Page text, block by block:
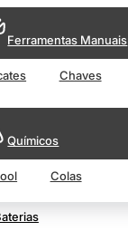
Ferramentas Manuais
Chaves
Químicos
Colas